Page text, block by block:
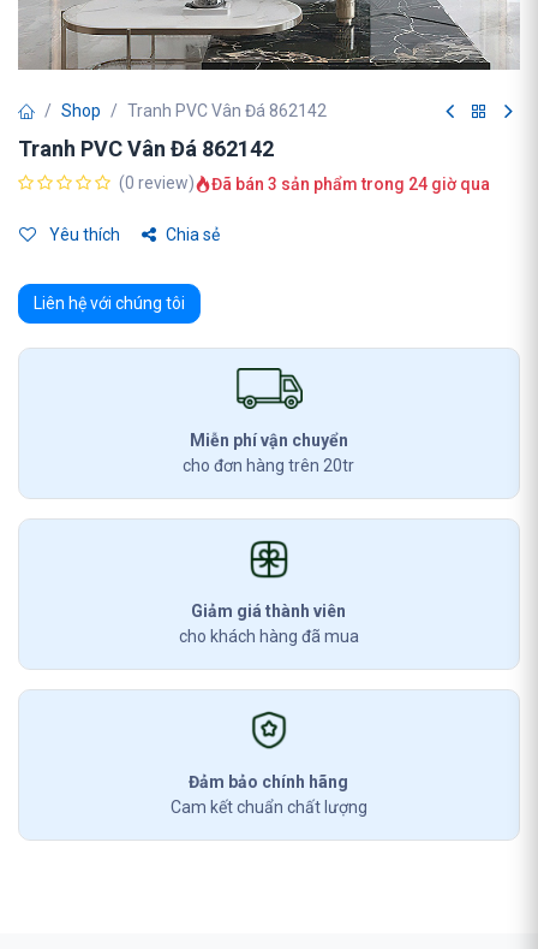
Shop Tranh PVC Vân Đá 862142
Tranh PVC Vân Đá 862142
(0 review) Đã bán 3 sản phẩm trong 24 giờ qua
Yêu thích Chia sẻ
Liên hệ với chúng tôi
Miễn phí vận chuyển
cho đơn hàng trên 20tr
Giảm giá thành viên
cho khách hàng đã mua
Đảm bảo chính hãng
Cam kết chuẩn chất lượng